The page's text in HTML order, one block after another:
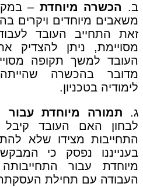
ב. הכשרה מיוחדת –
משאבים מיוחדים ויקרים
זאת התחייב העובד
מסויימת, ניתן להצדיק
העובד למשך תקופה
מדובר בהכשרה
לימודיה בטכניון.
ג. תמורה מיוחדת עבור
לבחון האם העובד
התחייבות מצידו שלא
בענייננו נפסק כי
מיוחדת עבור
העבודה עם תחילת